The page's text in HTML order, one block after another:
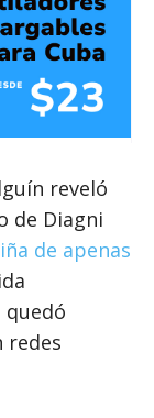
reveló
de Diagni
de apenas
redes